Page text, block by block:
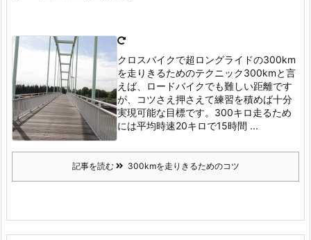
クロスバイクで超ロングライドの300km
を走りきるためのテクニック300kmと言
えば、ロードバイクでも難しい距離です
が、コツさえ押さえて練習を積めば十分
実現可能な目標です。 300キロ走るため
には平均時速20キロで15時間 ...
記事を読む 300kmを走りきるためのコツ